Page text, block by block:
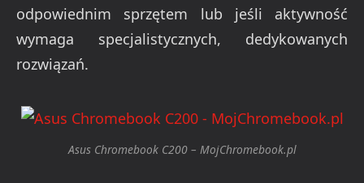
odpowiednim sprzętem lub jeśli aktywność
wymaga specjalistycznych, dedykowanych
rozwiązań.
Asus Chromebook C200 – MojChromebook.pl